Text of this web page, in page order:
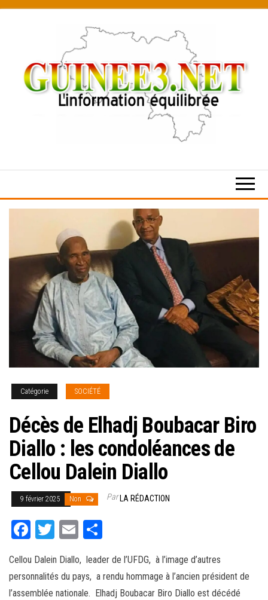
content
Catégorie SOCIÉTÉ
Décès de Elhadj Boubacar Biro
Diallo : les condoléances de
Cellou Dalein Diallo
9 février 2025 Non ParLA RÉDACTION
Fa
bo
ok
T
tt
er
E
ail ag
er
Cellou Dalein Diallo, leader de l’UFDG, à l’image d’autres
personnalités du pays, a rendu hommage à l’ancien président de
l’assemblée nationale. Elhadj Boubacar Biro Diallo est décédé